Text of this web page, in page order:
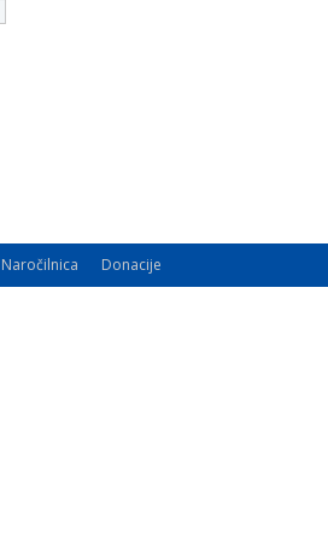
Naročilnica Donacije